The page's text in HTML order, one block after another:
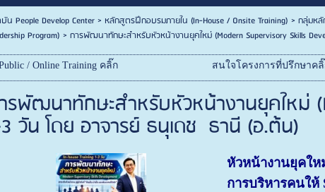
น People Develop Center> หลักสูตรฝึกอบรมภายใน (In-House / Onsite Training) > กลุ่มหลั
Program) > การพัฒนาทักษะสำหรับหัวหน้างานยุคใหม่ (Modern Supervisory Skills
/ Online Training คลิ๊ก สนใจโครงการที่ปรึกษาคลิ๊
รพัฒนาทักษะสำหรับหัวหน้างานยุคใหม่
วัน โดย อาจารย์ ธนุเดช ธานี (อ.ต้น)
หัวหน้างานยุคให
การบริหารคนให้